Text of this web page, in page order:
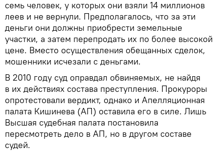
семь человек, у которых они взяли 14 миллионов
леев и не вернули. Предполагалось, что за эти
деньги они должны приобрести земельные
участки, а затем перепродать их по более высокой
цене. Вместо осуществления обещанных сделок,
мошенники исчезали с деньгами.
В 2010 году суд оправдал обвиняемых, не найдя
в их действиях состава преступления. Прокуроры
опротестовали вердикт, однако и Апелляционная
палата Кишинева (АП) оставила его в силе. Лишь
Высшая судебная палата постановила
пересмотреть дело в АП, но в другом составе
судей.